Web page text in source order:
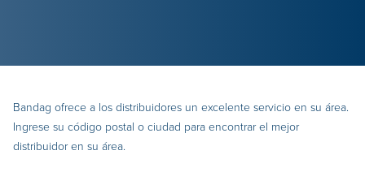
Bandag ofrece a los distribuidores un excelente servicio en su área.
Ingrese su código postal o ciudad para encontrar el mejor
distribuidor en su área.